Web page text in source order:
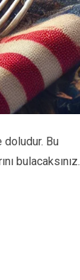
Bu
bulacaksınız.